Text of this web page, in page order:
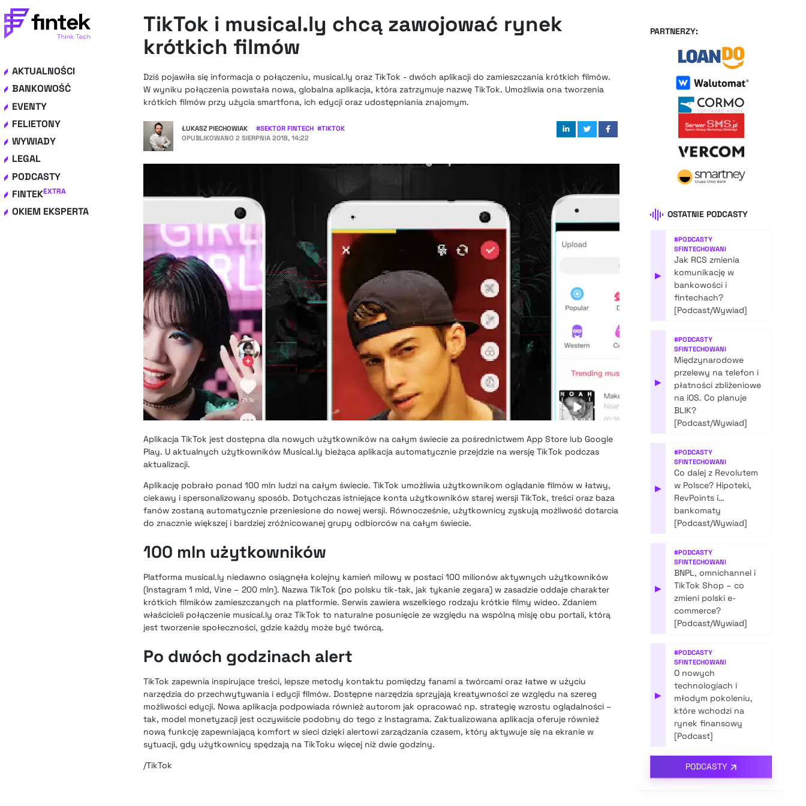
AKTUALNOŚCI
BANKOWOŚĆ
EVENTY
FELIETONY
WYWIADY
LEGAL
PODCASTY
FINTEKEXTRA
OKIEM EKSPERTA
TikTok i musical.ly chcą zawojować rynek
krótkich filmów
Dziś pojawiła się informacja o połączeniu, musical.ly oraz TikTok - dwóch aplikacji do zamieszczania krótkich filmów.
W wyniku połączenia powstała nowa, globalna aplikacja, która zatrzymuje nazwę TikTok. Umożliwia ona tworzenia
krótkich filmów przy użycia smartfona, ich edycji oraz udostępniania znajomym.
ŁUKASZ PIECHOWIAK #SEKTOR FINTECH #TIKTOK
OPUBLIKOWANO 2 SIERPNIA 2018, 14:22
Aplikacja TikTok jest dostępna dla nowych użytkowników na całym świecie za pośrednictwem App Store lub Google
Play. U aktualnych użytkowników Musical.ly bieżąca aplikacja automatycznie przejdzie na wersję TikTok podczas
aktualizacji.
Aplikację pobrało ponad 100 mln ludzi na całym świecie. TikTok umożliwia użytkownikom oglądanie filmów w łatwy,
ciekawy i spersonalizowany sposób. Dotychczas istniejące konta użytkowników starej wersji TikTok, treści oraz baza
fanów zostaną automatycznie przeniesione do nowej wersji. Równocześnie, użytkownicy zyskują możliwość dotarcia
do znacznie większej i bardziej zróżnicowanej grupy odbiorców na całym świecie.
100 mln użytkowników
Platforma musical.ly niedawno osiągnęła kolejny kamień milowy w postaci 100 milionów aktywnych użytkowników
(Instagram 1 mld, Vine – 200 mln). Nazwa TikTok (po polsku tik-tak, jak tykanie zegara) w zasadzie oddaje charakter
krótkich filmików zamieszczanych na platformie. Serwis zawiera wszelkiego rodzaju krótkie filmy wideo. Zdaniem
właścicieli połączenie musical.ly oraz TikTok to naturalne posunięcie ze względu na wspólną misję obu portali, którą
jest tworzenie społeczności, gdzie każdy może być twórcą.
Po dwóch godzinach alert
TikTok zapewnia inspirujące treści, lepsze metody kontaktu pomiędzy fanami a twórcami oraz łatwe w użyciu
narzędzia do przechwytywania i edycji filmów. Dostępne narzędzia sprzyjają kreatywności ze względu na szereg
możliwości edycji. Nowa aplikacja podpowiada również autorom jak opracować np. strategię wzrostu oglądalności –
tak, model monetyzacji jest oczywiście podobny do tego z Instagrama. Zaktualizowana aplikacja oferuje również
nową funkcję zapewniającą komfort w sieci dzięki alertowi zarządzania czasem, który aktywuje się na ekranie w
sytuacji, gdy użytkownicy spędzają na TikToku więcej niż dwie godziny.
/TikTok
PARTNERZY:
OSTATNIE PODCASTY
▶
#PODCASTY
SFINTECHOWANI
Jak RCS zmienia
komunikację w
bankowości i
fintechach?
[Podcast/Wywiad]
▶
#PODCASTY
SFINTECHOWANI
Międzynarodowe
przelewy na telefon i
płatności zbliżeniowe
na iOS. Co planuje
BLIK?
[Podcast/Wywiad]
▶
#PODCASTY
SFINTECHOWANI
Co dalej z Revolutem
w Polsce? Hipoteki,
RevPoints i…
bankomaty
[Podcast/Wywiad]
▶
#PODCASTY
SFINTECHOWANI
BNPL, omnichannel i
TikTok Shop – co
zmieni polski e-
commerce?
[Podcast/Wywiad]
▶
#PODCASTY
SFINTECHOWANI
O nowych
technologiach i
młodym pokoleniu,
które wchodzi na
rynek finansowy
[Podcast]
PODCASTY